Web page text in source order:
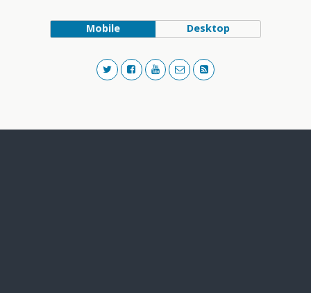
Mobile Desktop